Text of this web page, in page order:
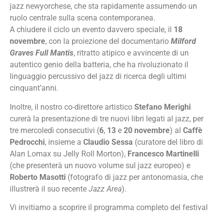
jazz newyorchese, che sta rapidamente assumendo un
ruolo centrale sulla scena contemporanea.
A chiudere il ciclo un evento davvero speciale, il 18
novembre, con la proiezione del documentario Milford
Graves Full Mantis, ritratto atipico e avvincente di un
autentico genio della batteria, che ha rivoluzionato il
linguaggio percussivo del jazz di ricerca degli ultimi
cinquant’anni.
Inoltre, il nostro co-direttore artistico Stefano Merighi
curerà la presentazione di tre nuovi libri legati al jazz, per
tre mercoledì consecutivi (6, 13 e 20 novembre) al Caffè
Pedrocchi, insieme a Claudio Sessa (curatore del libro di
Alan Lomax su Jelly Roll Morton), Francesco Martinelli
(che presenterà un nuovo volume sul jazz europeo) e
Roberto Masotti (fotografo di jazz per antonomasia, che
illustrerà il suo recente Jazz Area).
Vi invitiamo a scoprire il programma completo del festival